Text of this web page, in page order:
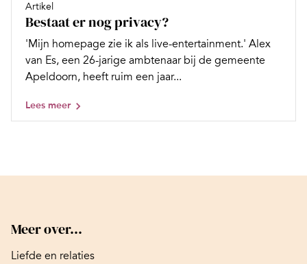
Artikel
Bestaat er nog privacy?
'Mijn homepage zie ik als live-entertainment.' Alex
van Es, een 26-jarige ambtenaar bij de gemeente
Apeldoorn, heeft ruim een jaar...
Lees meer
Meer over...
Liefde en relaties